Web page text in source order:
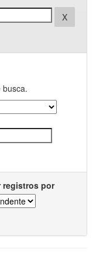
busca.
registros por